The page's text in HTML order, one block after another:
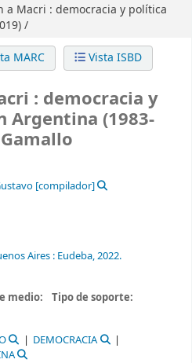
a Macri : democracia y política
/
MARC Vista ISBD
: democracia y
Argentina (1983-
[compilador]
Aires : Eudeba,2022.
medio:
Tipo de soporte:
DEMOCRACIA